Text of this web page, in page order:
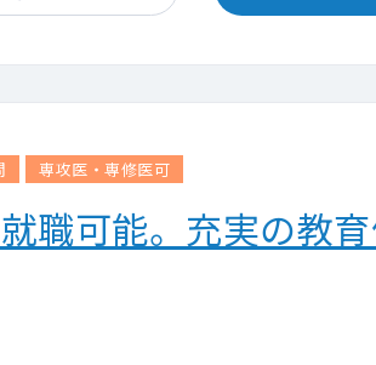
専攻医・専修医可
職可能。充実の教